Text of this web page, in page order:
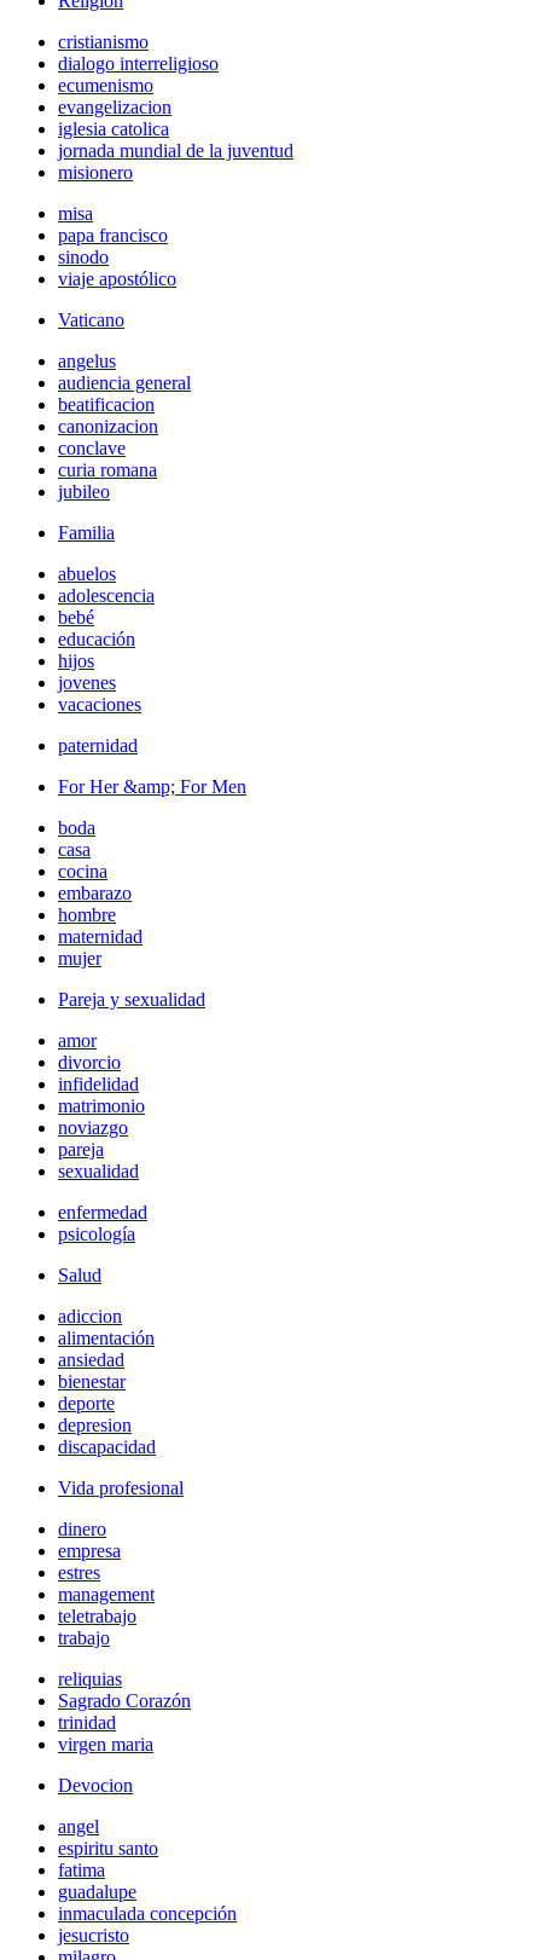
cristianismo
dialogo interreligioso
ecumenismo
evangelizacion
iglesia catolica
jornada mundial de la juventud
misionero
misa
papa francisco
sinodo
viaje apostólico
Vaticano
angelus
audiencia general
beatificacion
canonizacion
conclave
curia romana
jubileo
Familia
abuelos
adolescencia
bebé
educación
hijos
jovenes
vacaciones
paternidad
For Her &amp; For Men
boda
casa
cocina
embarazo
hombre
maternidad
mujer
Pareja y sexualidad
amor
divorcio
infidelidad
matrimonio
noviazgo
pareja
sexualidad
enfermedad
psicología
Salud
adiccion
alimentación
ansiedad
bienestar
deporte
depresion
discapacidad
Vida profesional
dinero
empresa
estres
management
teletrabajo
trabajo
reliquias
Sagrado Corazón
trinidad
virgen maria
Devocion
angel
espiritu santo
fatima
guadalupe
inmaculada concepción
jesucristo